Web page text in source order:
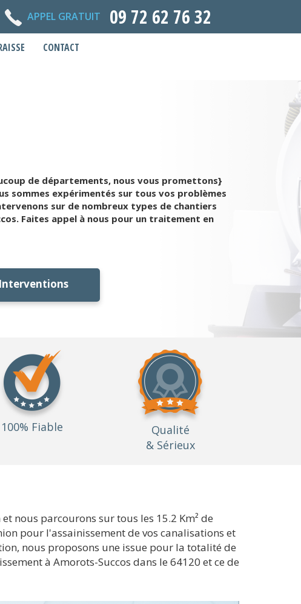
APPEL GRATUIT 09 72 62 76 32
CONTACT
de départements, nous vous promettons}
sommes expérimentés sur tous vos problèmes
sur de nombreux types de chantiers
Faites appel à nous pour un traitement en
Interventions
100% Fiable
Qualité
& Sérieux
nous parcourons sur tous les 15.2 Km² de
pour l'assainissement de vos canalisations et
nous proposons une issue pour la totalité de
à Amorots-Succos dans le 64120 et ce de